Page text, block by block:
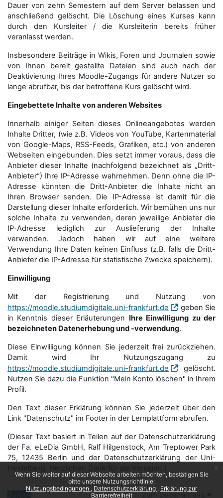
Wenn Sie weiter auf dieser Webseite arbeiten möchten, bestätigen Sie
bitte unsere Nutzungsrichtlinie:
Nutzungsbedingungen
Datenschutzerklärung
Erklärung zur
Barrierefreiheit
Dauer von zehn Semestern auf dem Server belassen und
anschließend gelöscht. Die Löschung eines Kurses kann
durch den Kursleiter / die Kursleiterin bereits früher
veranlasst werden.
Insbesondere Beiträge in Wikis, Foren und Journalen sowie
von Ihnen bereit gestellte Dateien sind auch nach der
Deaktivierung Ihres Moodle-Zugangs für andere Nutzer so
lange abrufbar, bis der betroffene Kurs gelöscht wird.
Eingebettete Inhalte von anderen Websites
Innerhalb einiger Seiten dieses Onlineangebotes werden
Inhalte Dritter, (wie z.B. Videos von YouTube, Kartenmaterial
von Google-Maps, RSS-Feeds, Grafiken, etc.) von anderen
Webseiten eingebunden. Dies setzt immer voraus, dass die
Anbieter dieser Inhalte (nachfolgend bezeichnet als „Dritt-
Anbieter“) Ihre IP-Adresse wahrnehmen. Denn ohne die IP-
Adresse könnten die Dritt-Anbieter die Inhalte nicht an
Ihren Browser senden. Die IP-Adresse ist damit für die
Darstellung dieser Inhalte erforderlich. Wir bemühen uns nur
solche Inhalte zu verwenden, deren jeweilige Anbieter die
IP-Adresse lediglich zur Auslieferung der Inhalte
verwenden. Jedoch haben wir auf eine weitere
Verwendung Ihre Daten keinen Einfluss (z.B. falls die Dritt-
Anbieter die IP-Adresse für statistische Zwecke speichern).
Einwilligung
Mit der Registrierung und Nutzung von
https://moodle.studiumdigitale.uni-frankfurt.de
geben Sie
in Kenntnis dieser Erläuterungen Ihre Einwilligung zu der
bezeichneten Datenerhebung und -verwendung.
Diese Einwilligung können Sie jederzeit frei zurückziehen.
Damit wird Ihr Nutzungszugang zu
https://moodle.studiumdigitale.uni-frankfurt.de
gelöscht.
Nutzen Sie dazu die Funktion "Mein Konto löschen" in Ihrem
Profil.
Den Text dieser Erklärung können Sie jederzeit über den
Link "Datenschutz" im Footer in der Lernplattform abrufen.
(Dieser Text basiert in Teilen auf der Datenschutzerklärung
der Fa. eLeDia GmbH, Ralf Hilgenstock, Am Treptower Park
75, 12435 Berlin und der Datenschutzerklärung der Uni-
Zurück Zum Seitenanfang